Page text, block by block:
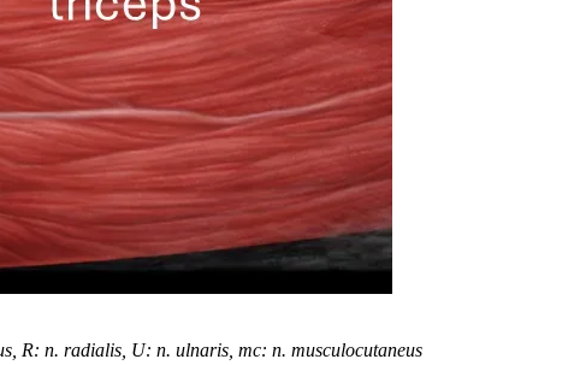
R: n. radialis, U: n. ulnaris, mc: n. musculocutaneus